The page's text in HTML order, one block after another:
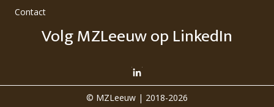
Contact
Volg MZLeeuw op LinkedIn
© MZLeeuw | 2018-2026